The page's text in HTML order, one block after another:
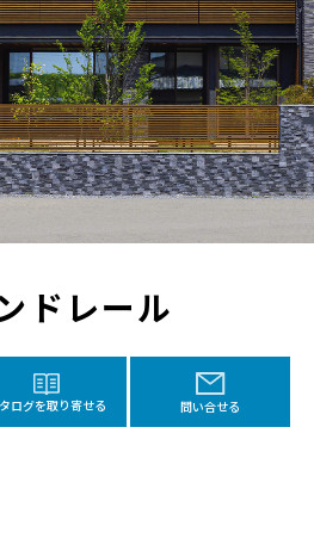
ドレール
ログを取り寄せる 問い合せる